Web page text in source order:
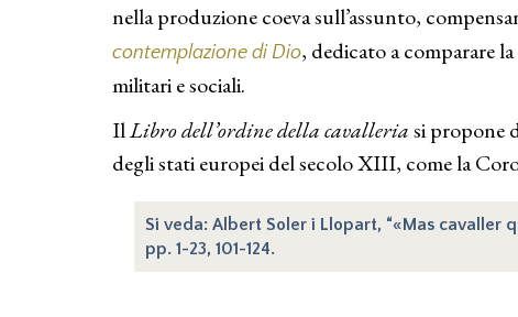
nella produzione coeva sull’assunto,
contemplazione di Dio, dedicato a comparare
militari e sociali.
IlLibro dell’ordine della cavalleriasi propone
degli stati europei del secolo XIII, come la
Si veda: Albert Soler i Llopart, “«Mas cavaller
pp. 1-23, 101-124.